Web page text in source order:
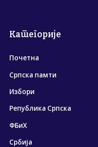
Категорије
Почетна
Српска памти
Избори
Република Српска
ФБиХ
Србија